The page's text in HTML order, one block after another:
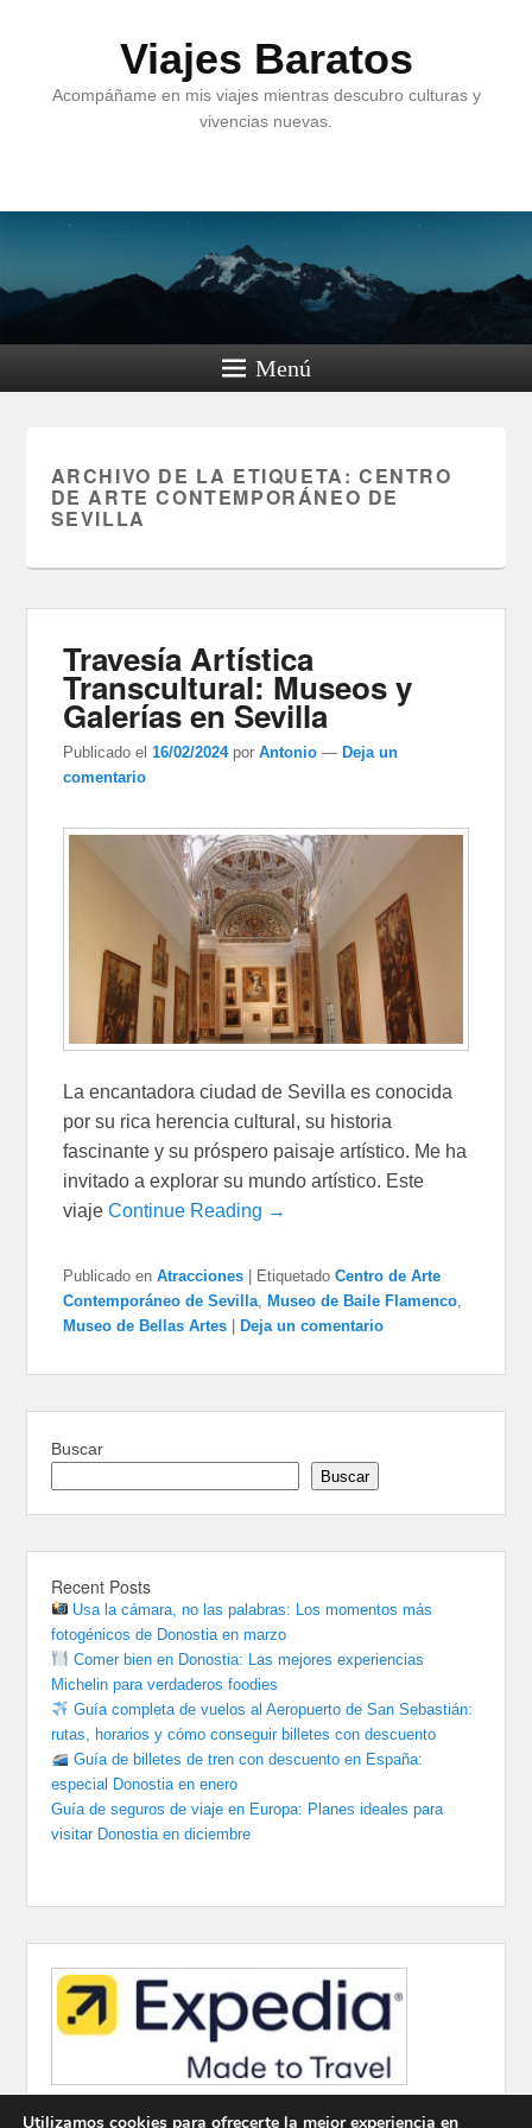
Viajes Baratos
Acompáñame en mis viajes mientras descubro culturas y
vivencias nuevas.
Menú
ARCHIVO DE LA ETIQUETA: CENTRO
DE ARTE CONTEMPORÁNEO DE
SEVILLA
Travesía Artística
Transcultural: Museos y
Galerías en Sevilla
Publicado el 16/02/2024 porAntonio — Deja un
comentario
La encantadora ciudad de Sevilla es conocida
por su rica herencia cultural, su historia
fascinante y su próspero paisaje artístico. Me ha
invitado a explorar su mundo artístico. Este
viajeContinue Reading →
Publicado en Atracciones Etiquetado Centro de Arte
Contemporáneo de Sevilla, Museo de Baile Flamenco,
Museo de Bellas Artes
Deja un comentario
Buscar
Buscar
Recent Posts
Usa la cámara, no las palabras: Los momentos más
fotogénicos de Donostia en marzo
Comer bien en Donostia: Las mejores experiencias
Michelin para verdaderos foodies
Guía completa de vuelos al Aeropuerto de San Sebastián:
rutas, horarios y cómo conseguir billetes con descuento
Guía de billetes de tren con descuento en España:
especial Donostia en enero
Guía de seguros de viaje en Europa: Planes ideales para
visitar Donostia en diciembre
Utilizamos cookies para ofrecerte la mejor experiencia en